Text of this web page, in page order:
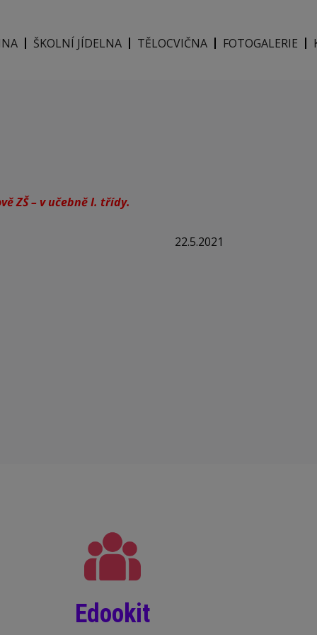
ŠKOLNÍ JÍDELNA TĚLOCVIČNA FOTOGALERIE
ZŠ – v učebně I. třídy.
22.5.2021
Edookit